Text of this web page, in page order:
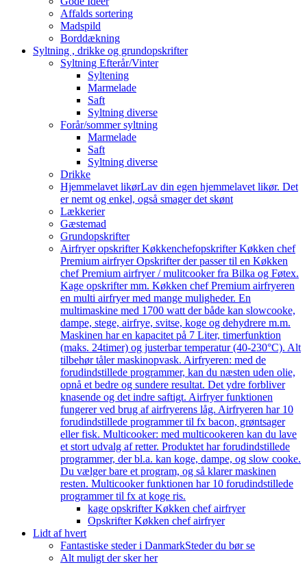
Affalds sortering
Madspild
Borddækning
Syltning , drikke og grundopskrifter
Syltning Efterår/Vinter
Syltening
Marmelade
Saft
Syltning diverse
Forår/sommer syltning
Marmelade
Saft
Syltning diverse
Drikke
Hjemmelavet likørLav din egen hjemmelavet likør. Det
er nemt og enkel, også smager det skønt
Lækkerier
Gæstemad
Grundopskrifter
Airfryer opskrifter Køkkenchefopskrifter Køkken chef
Premium airfryer Opskrifter der passer til en Køkken
chef Premium airfryer / mulitcooker fra Bilka og Føtex.
Kage opskrifter mm. Køkken chef Premium airfryeren
en multi airfryer med mange muligheder. En
multimaskine med 1700 watt der både kan slowcooke,
dampe, stege, airfrye, svitse, koge og dehydrere m.m.
Maskinen har en kapacitet på 7 Liter, timerfunktion
(maks. 24timer) og justerbar temperatur (40-230°C). Alt
tilbehør tåler maskinopvask. Airfryeren: med de
forudindstillede programmer, kan du næsten uden olie,
opnå et bedre og sundere resultat. Det ydre forbliver
knasende og det indre saftigt. Airfryer funktionen
fungerer ved brug af airfryerens låg. Airfryeren har 10
forudindstillede programmer til fx bacon, grøntsager
eller fisk. Multicooker: med multicookeren kan du lave
et stort udvalg af retter. Produktet har forudindstillede
programmer, der bl.a. kan koge, dampe, og slow cooke.
Du vælger bare et program, og så klarer maskinen
resten. Multicooker funktionen har 10 forudindstillede
programmer til fx at koge ris.
kage opskrifter Køkken chef airfryer
Opskrifter Køkken chef airfryer
Lidt af hvert
Fantastiske steder i DanmarkSteder du bør se
Alt muligt der sker her